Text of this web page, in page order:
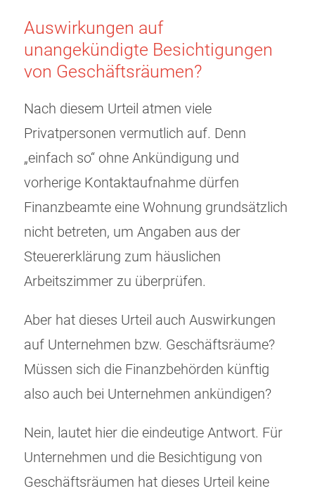
Auswirkungen auf
unangekündigte Besichtigungen
von Geschäftsräumen?
Nach diesem Urteil atmen viele
Privatpersonen vermutlich auf. Denn
„einfach so“ ohne Ankündigung und
vorherige Kontaktaufnahme dürfen
Finanzbeamte eine Wohnung grundsätzlich
nicht betreten, um Angaben aus der
Steuererklärung zum häuslichen
Arbeitszimmer zu überprüfen.
Aber hat dieses Urteil auch Auswirkungen
auf Unternehmen bzw. Geschäftsräume?
Müssen sich die Finanzbehörden künftig
also auch bei Unternehmen ankündigen?
Nein, lautet hier die eindeutige Antwort. Für
Unternehmen und die Besichtigung von
Geschäftsräumen hat dieses Urteil keine